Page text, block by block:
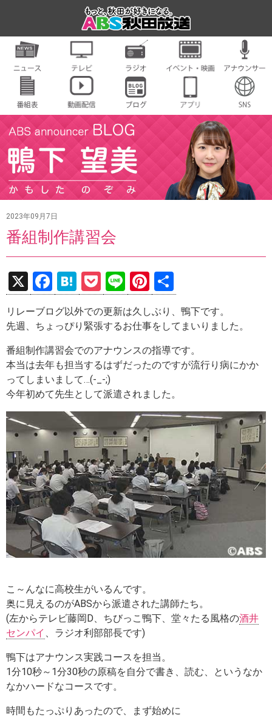
2023年09月7日
番組制作講習会
X
F
a
ce
b
o
o
k
H
at
e
a
P
o
ck
Li
n
e
Pi
nt
er
es
t
有
リレーブログ以外での更新は久しぶり、鴨下です。
先週、ちょっぴり緊張するお仕事をしてまいりました。
番組制作講習会でのアナウンスの指導です。
本当は去年も担当するはずだったのですが流行り病にかか
ってしまいまして…(-_-;)
今年初めて先生として派遣されました。
こ～んなに高校生がいるんです。
奥に見えるのがABSから派遣された講師たち。
(左からテレビ藤岡D、ちびっこ鴨下、堂々たる風格の酒井
センパイ
、ラジオ利部部長です)
鴨下はアナウンス実践コースを担当。
1分10秒～1分30秒の原稿を自分で書き、読む、というなか
なかハードなコースです。
時間もたっぷりあったので、まず始めに